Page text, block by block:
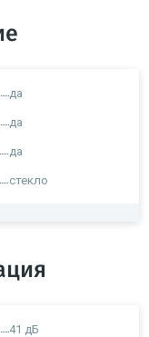
да
да
да
стекло
41 дБ